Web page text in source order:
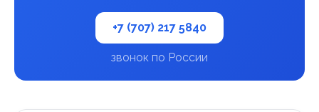
+7 (707) 217 5840
звонок по России